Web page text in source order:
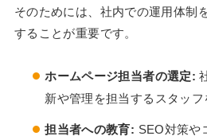
そのためには、社内での運用体制
することが重要です。
ホームページ担当者の選定:
新や管理を担当するスタッフ
担当者への教育: SEO対策や